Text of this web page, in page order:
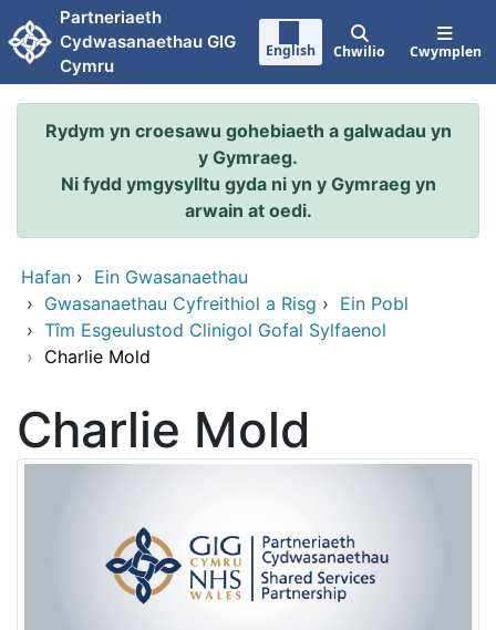
Neidio i'r prif gynnwy
Partneriaeth
Cydwasanaethau GIG
Cymru
English Chwilio Cwymplen
Rydym yn croesawu gohebiaeth a galwadau yn
y Gymraeg.
Ni fydd ymgysylltu gyda ni yn y Gymraeg yn
arwain at oedi.
Hafan › Ein Gwasanaethau
› Gwasanaethau Cyfreithiol a Risg › Ein Pobl
› Tîm Esgeulustod Clinigol Gofal Sylfaenol
› Charlie Mold
Charlie Mold